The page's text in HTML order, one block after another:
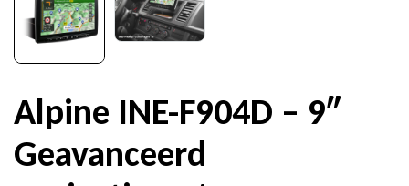
Alpine INE-F904D – 9″
Geavanceerd